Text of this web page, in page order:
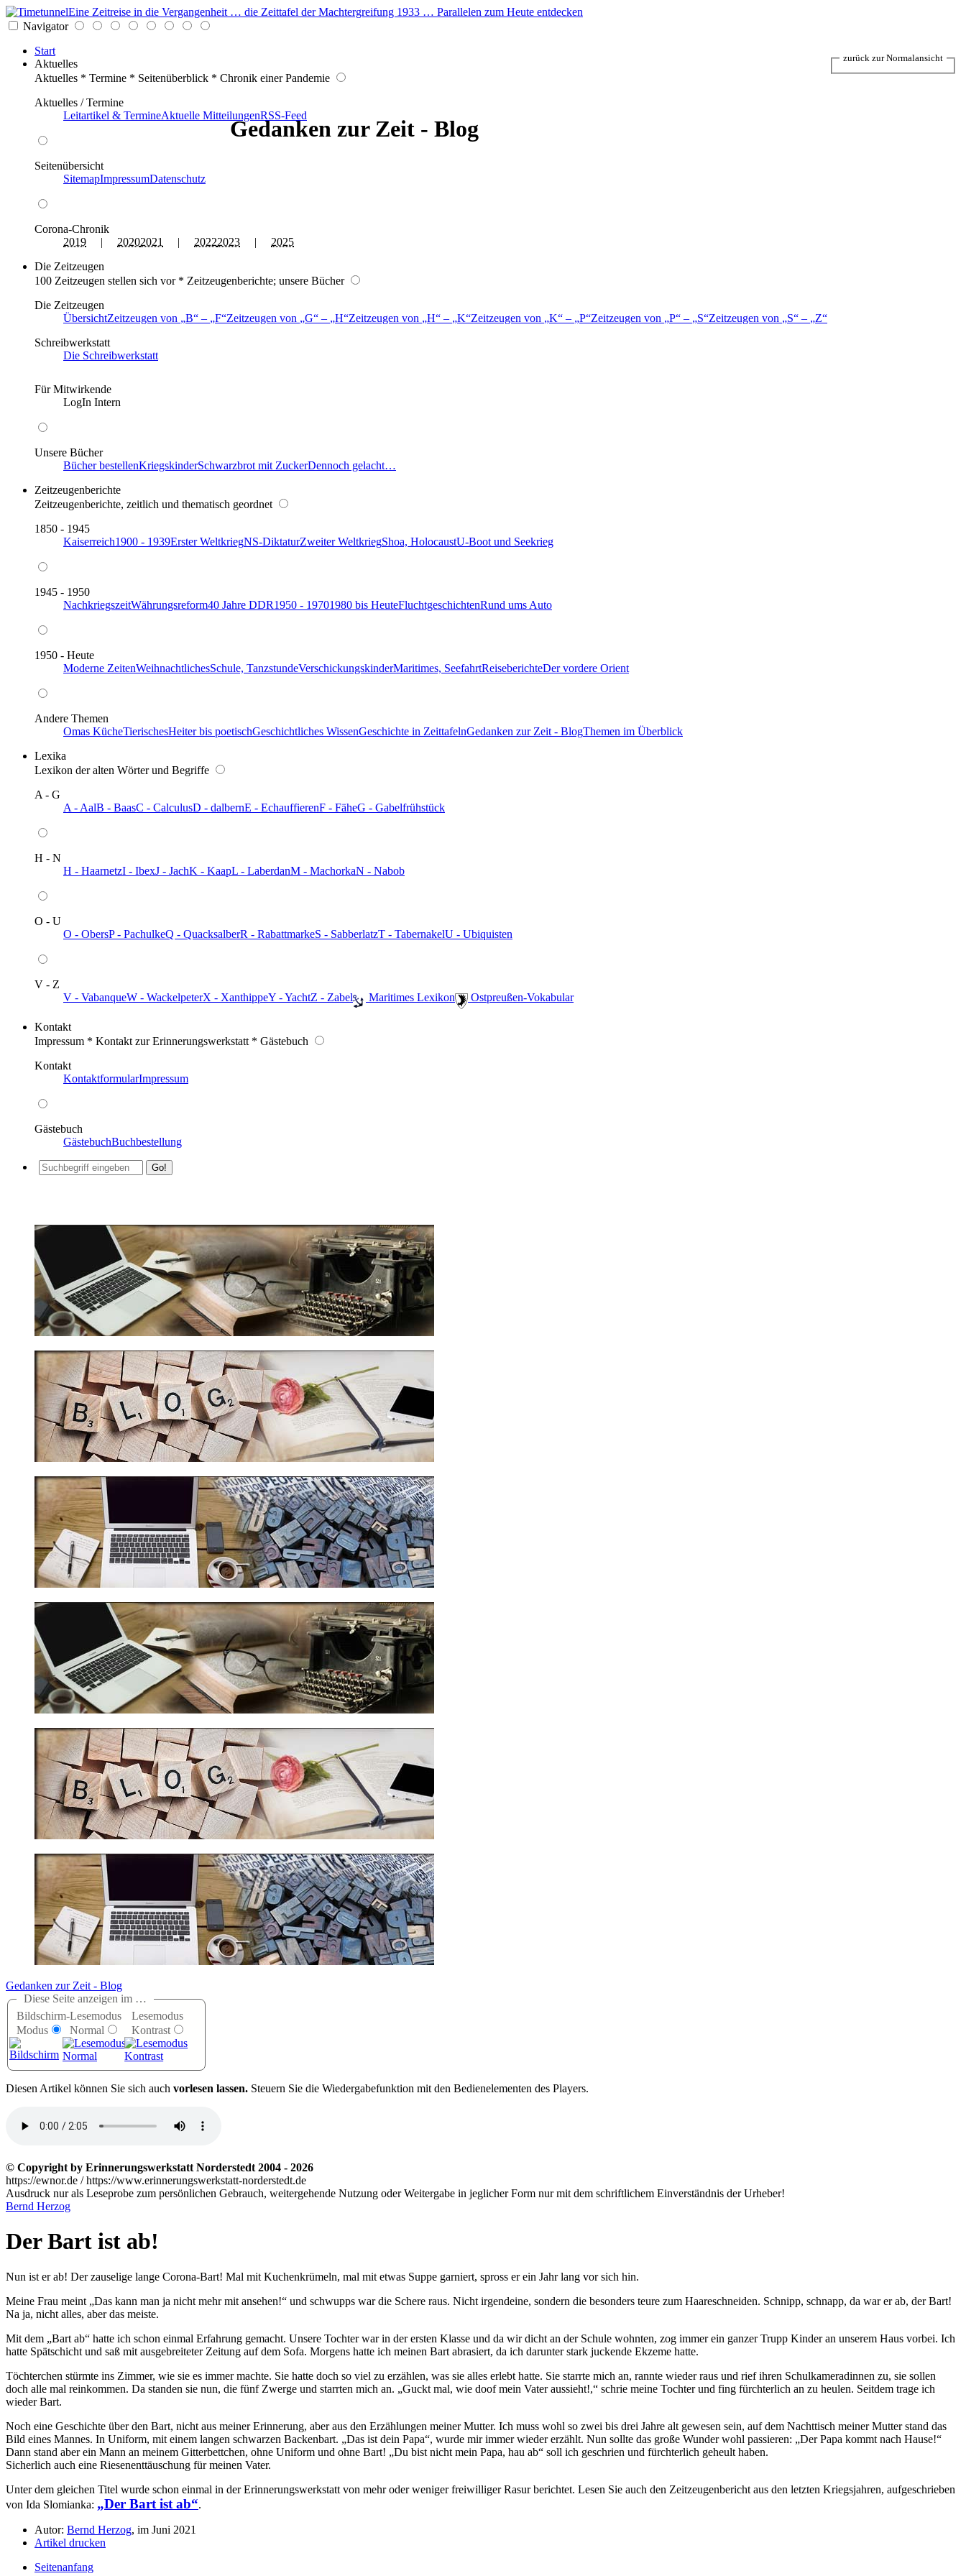
Eine Zeitreise in die Vergangenheit … die Zeittafel der Machtergreifung 1933 … Parallelen zum Heute entdecken
Navigator
Start
Aktuelles
Aktuelles * Termine * Seitenüberblick * Chronik einer Pandemie
Aktuelles / Termine
Leitartikel & TermineAktuelle MitteilungenRSS-Feed
Seitenübersicht
SitemapImpressumDatenschutz
Corona-Chronik
2019 | 20202021 | 20222023 | 2025
Die Zeitzeugen
100 Zeitzeugen stellen sich vor * Zeitzeugenberichte; unsere Bücher
Die Zeitzeugen
ÜbersichtZeitzeugen von B – F Zeitzeugen von G – H Zeitzeugen von H – K Zeitzeugen von K – P Zeitzeugen von P – S Zeitzeugen von S –
Z
Schreibwerkstatt
Die Schreibwerkstatt
Für Mitwirkende
LogIn Intern
Unsere Bücher
Bücher bestellenKriegskinderSchwarzbrot mit ZuckerDennoch gelacht…
Zeitzeugenberichte
Zeitzeugenberichte, zeitlich und thematisch geordnet
1850 - 1945
Kaiserreich1900 - 1939Erster WeltkriegNS-DiktaturZweiter WeltkriegShoa, HolocaustU-Boot und Seekrieg
1945 - 1950
NachkriegszeitWährungsreform40 Jahre DDR1950 - 19701980 bis HeuteFluchtgeschichtenRund ums Auto
1950 - Heute
Moderne ZeitenWeihnachtlichesSchule, TanzstundeVerschickungskinderMaritimes, SeefahrtReiseberichteDer vordere Orient
Andere Themen
Omas KücheTierischesHeiter bis poetischGeschichtliches WissenGeschichte in ZeittafelnGedanken zur Zeit - BlogThemen im Überblick
Lexika
Lexikon der alten Wörter und Begriffe
A - G
A - AalB - BaasC - CalculusD - dalbernE - EchauffierenF - FäheG - Gabelfrühstück
H - N
H - HaarnetzI - IbexJ - JachK - KaapL - LaberdanM - MachorkaN - Nabob
O - U
O - ObersP - PachulkeQ - QuacksalberR - RabattmarkeS - SabberlatzT - TabernakelU - Ubiquisten
V - Z
V - VabanqueW - WackelpeterX - XanthippeY - YachtZ - Zabel ️ Maritimes Lexikon ️ Ostpreußen-Vokabular
Kontakt
Impressum * Kontakt zur Erinnerungswerkstatt * Gästebuch
Kontakt
KontaktformularImpressum
Gästebuch
GästebuchBuchbestellung
Gedanken zur Zeit - Blog
Gedanken zur Zeit - Blog
Diese Seite anzeigen im …
Bildschirm-
Modus
Lesemodus
Normal
Lesemodus
Kontrast
Diesen Artikel können Sie sich auch vorlesen lassen. Steuern Sie die Wiedergabefunktion mit den Bedienelementen des Players.
© Copyright by Erinnerungswerkstatt Norderstedt 2004 - 2026
https://ewnor.de / https://www.erinnerungswerkstatt-norderstedt.de
Ausdruck nur als Leseprobe zum persönlichen Gebrauch, weitergehende Nutzung oder Weitergabe in jeglicher Form nur mit dem schriftlichem Einverständnis der Urheber!
zurück zur Normalansicht
Bernd Herzog
Der Bart ist ab!
Nun ist er ab! Der zauselige lange Corona-Bart! Mal mit Kuchenkrümeln, mal mit etwas Suppe garniert, spross er ein Jahr lang vor sich hin.
Meine Frau meint
Das kann man ja nicht mehr mit ansehen!
und schwupps war die Schere raus. Nicht irgendeine, sondern die besonders teure zum Haareschneiden. Schnipp, schnapp, da war er ab, der Bart!
Na ja, nicht alles, aber das meiste.
Mit dem
Bart ab
hatte ich schon einmal Erfahrung gemacht. Unsere Tochter war in der ersten Klasse und da wir dicht an der Schule wohnten, zog immer ein ganzer Trupp Kinder an unserem Haus vorbei. Ich
hatte Spätschicht und saß mit ausgebreiteter Zeitung auf dem Sofa. Morgens hatte ich meinen Bart abrasiert, da ich darunter stark juckende Ekzeme hatte.
Töchterchen stürmte ins Zimmer, wie sie es immer machte. Sie hatte doch so viel zu erzählen, was sie alles erlebt hatte. Sie starrte mich an, rannte wieder raus und rief ihren Schulkameradinnen zu, sie sollen
doch alle mal reinkommen. Da standen sie nun, die fünf Zwerge und starrten mich an.
Guckt mal, wie doof mein Vater aussieht!,
schrie meine Tochter und fing fürchterlich an zu heulen. Seitdem trage ich
wieder Bart.
Noch eine Geschichte über den Bart, nicht aus meiner Erinnerung, aber aus den Erzählungen meiner Mutter. Ich muss wohl so zwei bis drei Jahre alt gewesen sein, auf dem Nachttisch meiner Mutter stand das
Bild eines Mannes. In Uniform, mit einem langen schwarzen Backenbart.
Das ist dein Papa , wurde mir immer wieder erzählt. Nun sollte das große Wunder wohl passieren:
Der Papa kommt nach Hause!
Dann stand aber ein Mann an meinem Gitterbettchen, ohne Uniform und ohne Bart!
Du bist nicht mein Papa, hau ab
soll ich geschrien und fürchterlich geheult haben.
Sicherlich auch eine Riesenenttäuschung für meinen Vater.
Unter dem gleichen Titel wurde schon einmal in der Erinnerungswerkstatt von mehr oder weniger freiwilliger Rasur berichtet. Lesen Sie auch den Zeitzeugenbericht aus den letzten Kriegsjahren, aufgeschrieben
von Ida Slomianka:
Der Bart ist ab .
Autor: Bernd Herzog, im Juni 2021
Artikel drucken
Seitenanfang